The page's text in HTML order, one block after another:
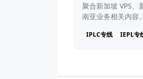
聚合新加坡 VPS
南亚业务相关内容。
IPLC专线 IEPL专